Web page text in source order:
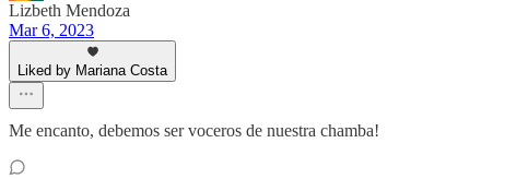
Lizbeth Mendoza
Mar 6, 2023
Liked by Mariana Costa
Me encanto, debemos ser voceros de nuestra chamba!